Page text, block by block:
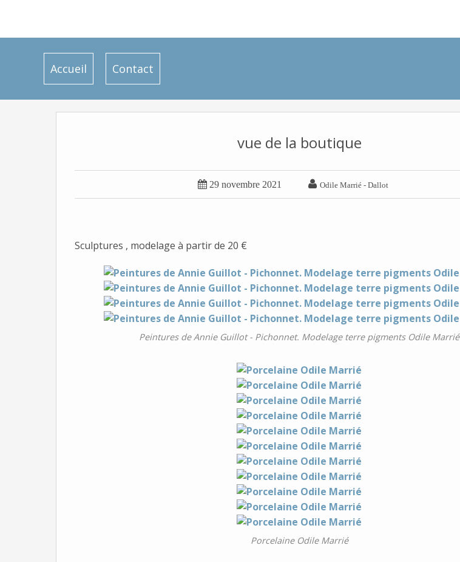
Accueil Contact
vue de la boutique
 29 novembre 2021  Odile Marrié - Dallot
Sculptures , modelage à partir de 20 €
Peintures de Annie Guillot - Pichonnet. Modelage terre pigments Odile Marrié
Porcelaine Odile Marrié